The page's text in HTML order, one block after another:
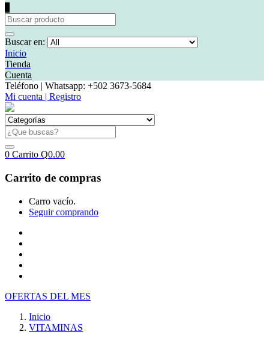
Buscar en:
Inicio
Tienda
Cuenta
Teléfono | Whatsapp: +502 3673-5684
Mi cuenta | Registro
0 Carrito Q0.00
Carrito de compras
Carro vacío.
Seguir comprando
OFERTAS DEL MES
Inicio
VITAMINAS